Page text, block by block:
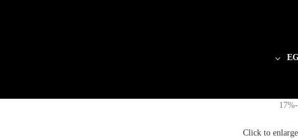
-17%
Click to enlarge